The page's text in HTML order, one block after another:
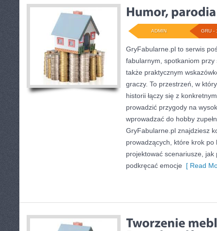
GRU -
ADMIN
GryFabularne.pl to serwis
fabularnym, spotkaniom
także praktycznym
graczy. To przestrzeń, w
historii łączy się z
prowadzić przygody na
wprowadzać do hobby
GryFabularne.pl znajdziesz
prowadzących, które krok po
projektować scenariusze,
podkręcać emocje [ Read